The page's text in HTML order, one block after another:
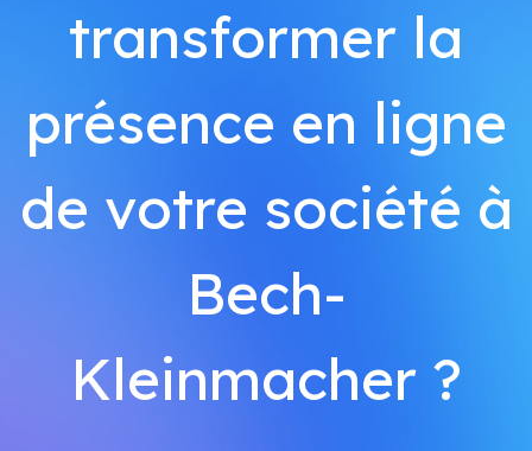
transformer la
présence en ligne
de votre société à
Bech-
Kleinmacher ?